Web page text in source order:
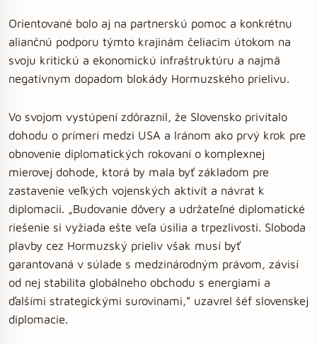
Orientované bolo aj na partnerskú pomoc a konkrétnu
aliančnú podporu týmto krajinám čeliacim útokom na
svoju kritickú a ekonomickú infraštruktúru a najmä
negatívnym dopadom blokády Hormuzského prielivu.
Vo svojom vystúpení zdôraznil, že Slovensko privítalo
dohodu o prímerí medzi USA a Iránom ako prvý krok pre
obnovenie diplomatických rokovaní o komplexnej
mierovej dohode, ktorá by mala byť základom pre
zastavenie veľkých vojenských aktivít a návrat k
diplomacii. „Budovanie dôvery a udržateľné diplomatické
riešenie si vyžiada ešte veľa úsilia a trpezlivosti. Sloboda
plavby cez Hormuzský prieliv však musí byť
garantovaná v súlade s medzinárodným právom, závisí
od nej stabilita globálneho obchodu s energiami a
ďalšími strategickými surovinami,” uzavrel šéf slovenskej
diplomacie.